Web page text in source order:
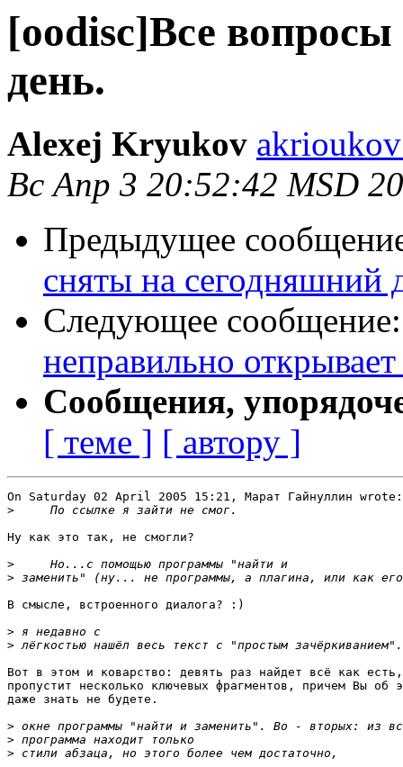
[oodisc]Все
день.
Alexej Kryukov
Вс Апр 3 20:52:42 MSD
Предыдущее
сняты на сегодняшний
Следующее
неправильно
Сообщения,
[ теме ] [ автору ]
On Saturday 02 April 2005 15:21, Марат Гайнуллин wrote:
>
Ну как это так, не смогли?
>
>
В смысле, встроенного диалога? :)
>
>
Вот в этом и коварство: девять раз найдет всё как
пропустит несколько ключевых фрагментов, причем Вы об
даже знать не будете.
>
>
>